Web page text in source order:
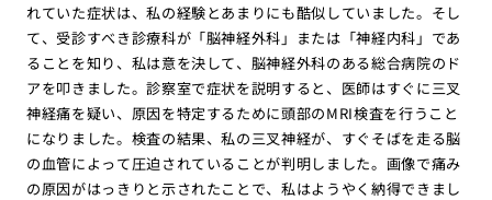
れていた症状は、私の経験とあまりにも酷似していました。そし
て、受診すべき診療科が「脳神経外科」または「神経内科」であ
ることを知り、私は意を決して、脳神経外科のある総合病院のド
アを叩きました。診察室で症状を説明すると、医師はすぐに三叉
神経痛を疑い、原因を特定するために頭部のMRI検査を行うこと
になりました。検査の結果、私の三叉神経が、すぐそばを走る脳
の血管によって圧迫されていることが判明しました。画像で痛み
の原因がはっきりと示されたことで、私はようやく納得できまし